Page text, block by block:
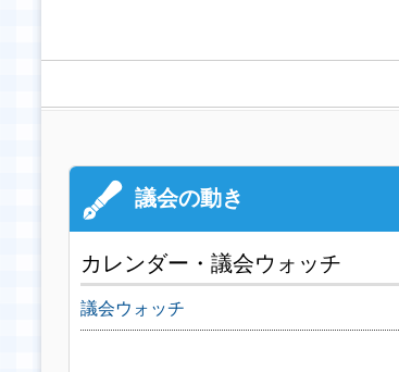
カレンダー・議会ウォッチ
議会ウォッチ